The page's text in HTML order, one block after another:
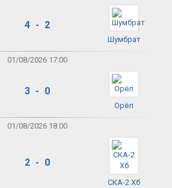
4 - 2
Шумбрат
01/08/2026 17:00
3 - 0
Орёл
01/08/2026 18:00
2 - 0
СКА-2 Хб